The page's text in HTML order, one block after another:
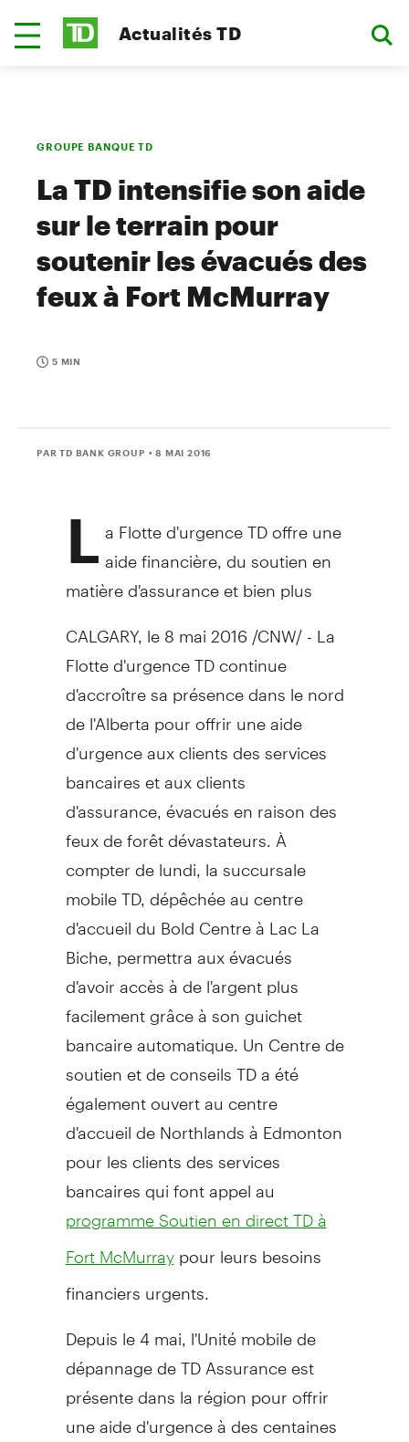
Actualités TD
GROUPE BANQUE TD
La TD intensifie son aide
sur le terrain pour
soutenir les évacués des
feux à Fort McMurray
5 MIN
PAR TD BANK GROUP • 8 MAI 2016
L a Flotte d'urgence TD offre une
aide financière, du soutien en
matière d'assurance et bien plus
CALGARY, le 8 mai 2016 /CNW/ - La
Flotte d'urgence TD continue
d'accroître sa présence dans le nord
de l'Albertapour offrir une aide
d'urgence aux clients des services
bancaires et aux clients
d'assurance, évacués en raison des
feux de forêt dévastateurs. À
compter de lundi, la succursale
mobile TD, dépêchée au centre
d'accueil du Bold Centre àLac La
Biche, permettra aux évacués
d'avoir accès à de l'argent plus
facilement grâce à son guichet
bancaire automatique. Un Centre de
soutien et de conseils TD a été
également ouvert au centre
d'accueil de Northlands àEdmonton
pour les clients des services
bancaires qui font appel au
programme Soutien en direct TD à
Fort McMurraypour leurs besoins
financiers urgents.
Depuis le 4 mai, l'Unité mobile de
dépannage de TD Assurance est
présente dans la région pour offrir
une aide d'urgence à des centaines